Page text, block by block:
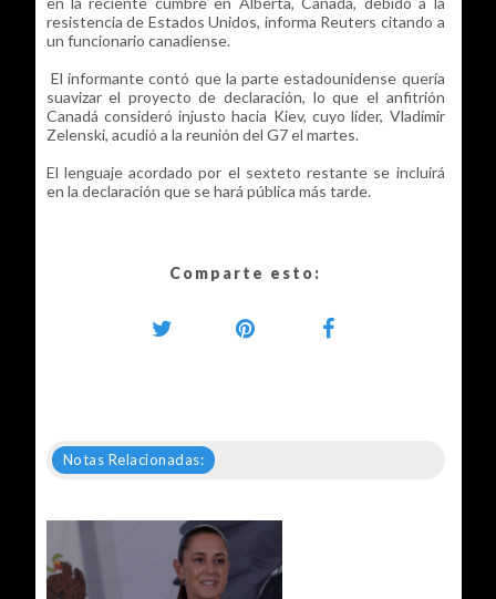
resistencia de Estados Unidos, informa Reuters citando a
un funcionario canadiense.
El informante contó que la parte estadounidense quería
suavizar el proyecto de declaración, lo que el anfitrión
Canadá consideró injusto hacia Kiev, cuyo líder, Vladímir
Zelenski, acudió a la reunión del G7 el martes.
El lenguaje acordado por el sexteto restante se incluirá
en la declaración que se hará pública más tarde.
Comparte esto:
Notas Relacionadas: